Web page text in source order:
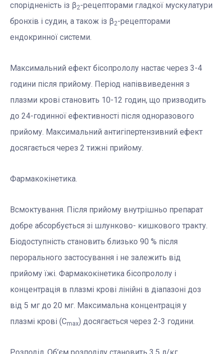
спорідненість із β2-рецепторами гладкої мускулатури
бронхів і судин, а також із β2-рецепторами
ендокринної системи.
Максимальний ефект бісопрололу настає через 3-4
години після прийому. Період напіввиведення з
плазми крові становить 10-12 годин, що призводить
до 24-годинної ефективності після одноразового
прийому. Максимальний антигіпертензивний ефект
досягається через 2 тижні прийому.
Фармакокінетика.
Всмоктування. Після прийому внутрішньо препарат
добре абсорбується зі шлунково- кишкового тракту.
Біодоступність становить близько 90 % після
перорального застосування і не залежить від
прийому їжі. Фармакокінетика бісопрололу і
концентрація в плазмі крові лінійні в діапазоні доз
від 5 мг до 20 мг. Максимальна концентрація у
плазмі крові (Сmax) досягається через 2-3 години.